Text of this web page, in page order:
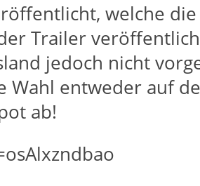
welche
Trailer
jedoch nicht
entweder auf
ab!